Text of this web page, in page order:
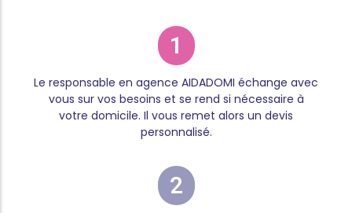
1
Le responsable en agence AIDADOMI échange avec
vous sur vos besoins et se rend si nécessaire à
votre domicile. Il vous remet alors un devis
personnalisé.
2